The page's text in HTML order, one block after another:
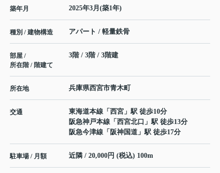
築年月 2025年3月(築1年)
種別 / 建物構造 アパート / 軽量鉄骨
部屋 /
所在階 / 階建て
3階 / 3階 / 3階建
所在地 兵庫県西宮市青木町
交通 東海道本線 「 西宮 」駅 徒歩10分
阪急神戸本線 「 西宮北口 」駅 徒歩13分
阪急今津線 「 阪神国道 」駅 徒歩17分
駐車場 / 月額 近隣 / 20,000円 (税込) 100m